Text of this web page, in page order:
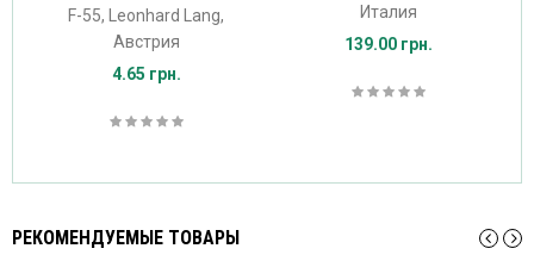
F-55, Leonhard Lang,
Австрия
4.65 грн.
Италия
139.00 грн.
РЕКОМЕНДУЕМЫЕ ТОВАРЫ